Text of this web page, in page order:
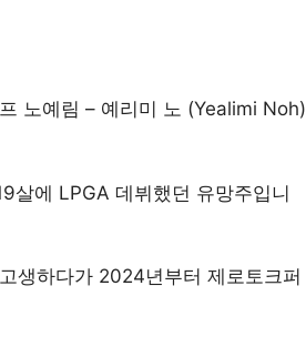
노예림 – 예리미 노 (Yealimi Noh)
살에 LPGA 데뷔했던 유망주입니
생하다가 2024년부터 제로토크퍼